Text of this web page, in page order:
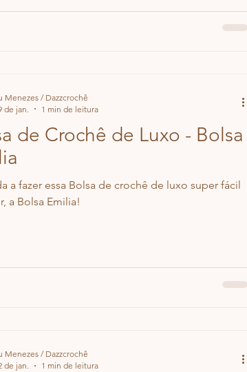
de Crochê de Luxo - Bolsa
a fazer essa Bolsa de crochê de luxo super fácil
a Bolsa Emilia!
Menezes / Dazzcrochê
de jan.
1 min de leitura
Menezes / Dazzcrochê
de jan.
1 min de leitura